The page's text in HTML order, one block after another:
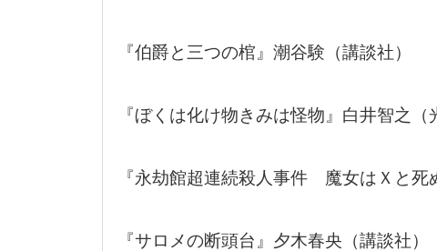
『伯爵と三つの棺』潮谷験（講談社）
『ぼくは化け物きみは怪物』白井智之（
『永劫館超連続殺人事件 魔女はＸと死
『サロメの断頭台』夕木春央（講談社）